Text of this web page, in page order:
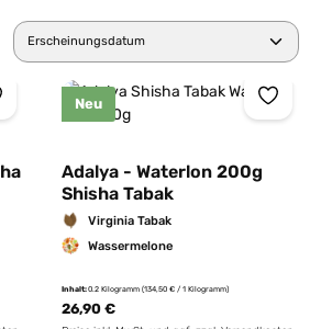
Neu
Adalya - Waterlon 200g
Shisha Tabak
Virginia Tabak
Wassermelone
Inhalt:0.2 Kilogramm(134,50 € / 1 Kilogramm)
26,90 €